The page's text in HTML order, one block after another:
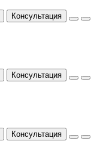
Консультация
Консультация
Консультация